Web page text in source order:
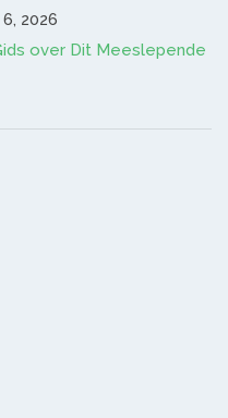
2026
over Dit Meeslepende